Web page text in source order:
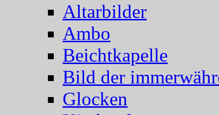
Altarbilder
Ambo
Beichtkapelle
Bild der
Glocken